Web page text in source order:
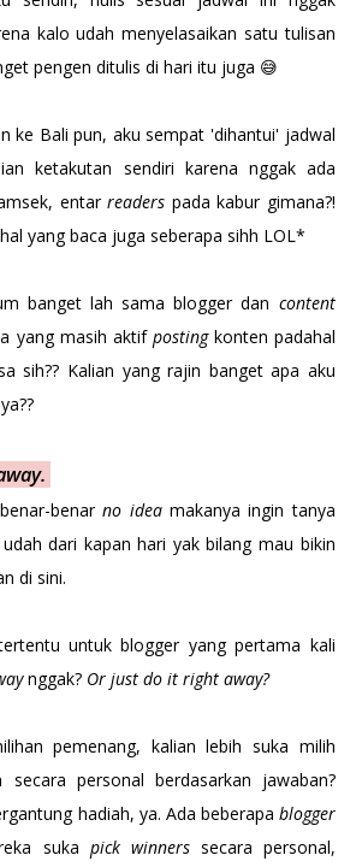
kalo udah menyelasaikan satu tulisan
pengen ditulis di hari itu juga 😅
ke Bali pun, aku sempat 'dihantui' jadwal
ketakutan sendiri karena nggak ada
entarreaders pada kabur gimana?!
yang baca juga seberapa sihh LOL*
banget lah sama blogger dan content
yang masih aktif posting konten padahal
sih?? Kalian yang rajin banget apa aku
benarno ideamakanya ingin tanya
dari kapan hari yak bilang mau bikin
di sini.
untuk blogger yang pertama kali
nggak? Or just do it right away?
pemenang, kalian lebih suka milih
secara personal berdasarkan jawaban?
hadiah, ya. Ada beberapa blogger
suka pick winners secara personal,